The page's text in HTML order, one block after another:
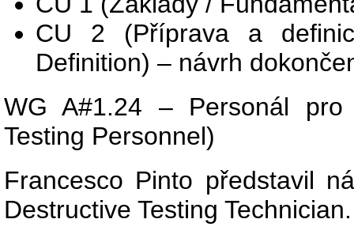
CU 2 (Příprava a
Definition) – návrh
WG A#1.24 – Personál pro
Testing Personnel)
Francesco Pinto představil
Destructive Testing